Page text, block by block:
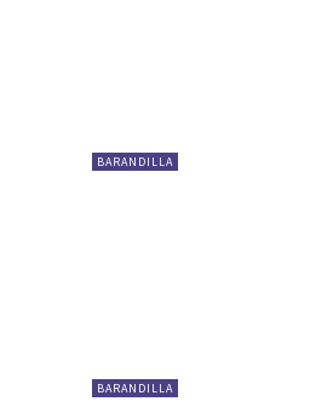
BARANDILLA
BARANDILLA